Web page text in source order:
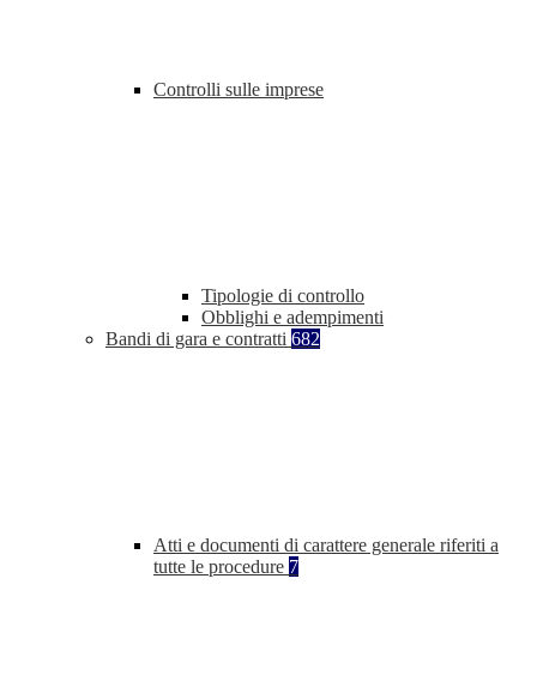
Controlli sulle imprese
Tipologie di controllo
Obblighi e adempimenti
Bandi di gara e contratti 682
Atti e documenti di carattere generale riferiti a
tutte le procedure 7